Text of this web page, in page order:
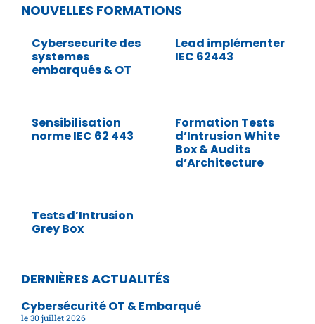
NOUVELLES FORMATIONS
Cybersecurite des
systemes
embarqués & OT
Lead implémenter
IEC 62443
Sensibilisation
norme IEC 62 443
Formation Tests
d’Intrusion White
Box & Audits
d’Architecture
Tests d’Intrusion
Grey Box
DERNIÈRES ACTUALITÉS
Cybersécurité OT & Embarqué
30 juillet 2026